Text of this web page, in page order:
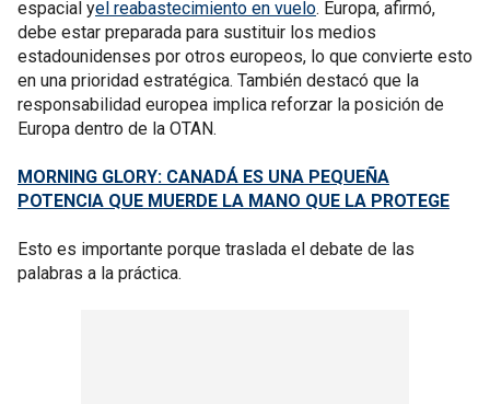
espacial yel reabastecimiento en vuelo. Europa, afirmó,
debe estar preparada para sustituir los medios
estadounidenses por otros europeos, lo que convierte esto
en una prioridad estratégica. También destacó que la
responsabilidad europea implica reforzar la posición de
Europa dentro de la OTAN.
MORNING GLORY: CANADÁ ES UNA PEQUEÑA
POTENCIA QUE MUERDE LA MANO QUE LA PROTEGE
Esto es importante porque traslada el debate de las
palabras a la práctica.